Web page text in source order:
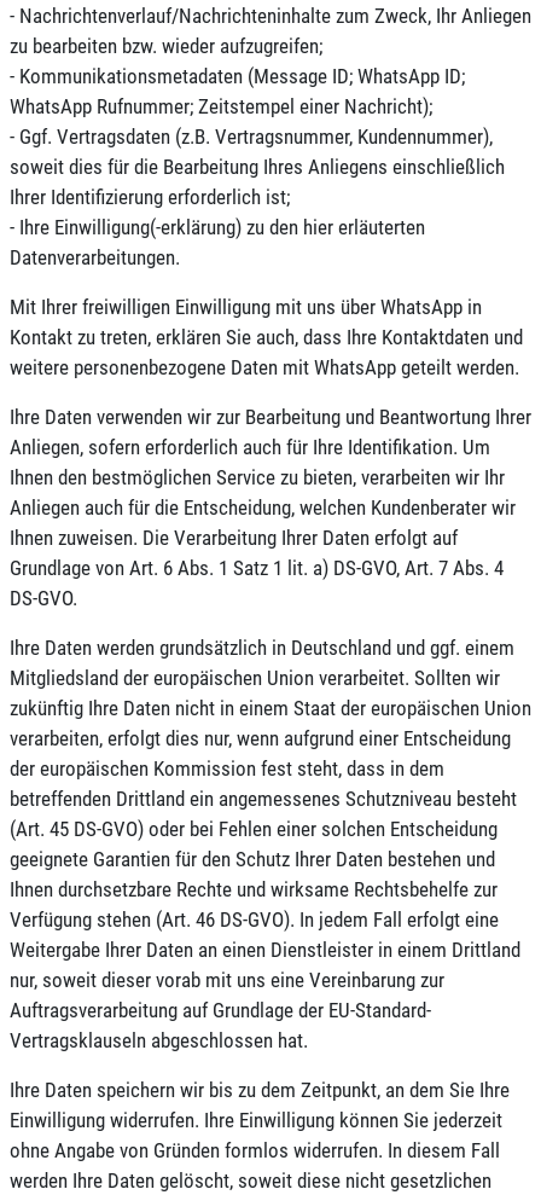
- Nachrichtenverlauf/Nachrichteninhalte zum Zweck, Ihr Anliegen
zu bearbeiten bzw. wieder aufzugreifen;
- Kommunikationsmetadaten (Message ID; WhatsApp ID;
WhatsApp Rufnummer; Zeitstempel einer Nachricht);
- Ggf. Vertragsdaten (z.B. Vertragsnummer, Kundennummer),
soweit dies für die Bearbeitung Ihres Anliegens einschließlich
Ihrer Identifizierung erforderlich ist;
- Ihre Einwilligung(-erklärung) zu den hier erläuterten
Datenverarbeitungen.
Mit Ihrer freiwilligen Einwilligung mit uns über WhatsApp in
Kontakt zu treten, erklären Sie auch, dass Ihre Kontaktdaten und
weitere personenbezogene Daten mit WhatsApp geteilt werden.
Ihre Daten verwenden wir zur Bearbeitung und Beantwortung Ihrer
Anliegen, sofern erforderlich auch für Ihre Identifikation. Um
Ihnen den bestmöglichen Service zu bieten, verarbeiten wir Ihr
Anliegen auch für die Entscheidung, welchen Kundenberater wir
Ihnen zuweisen. Die Verarbeitung Ihrer Daten erfolgt auf
Grundlage von Art. 6 Abs. 1 Satz 1 lit. a) DS-GVO, Art. 7 Abs. 4
DS-GVO.
Ihre Daten werden grundsätzlich in Deutschland und ggf. einem
Mitgliedsland der europäischen Union verarbeitet. Sollten wir
zukünftig Ihre Daten nicht in einem Staat der europäischen Union
verarbeiten, erfolgt dies nur, wenn aufgrund einer Entscheidung
der europäischen Kommission fest steht, dass in dem
betreffenden Drittland ein angemessenes Schutzniveau besteht
(Art. 45 DS-GVO) oder bei Fehlen einer solchen Entscheidung
geeignete Garantien für den Schutz Ihrer Daten bestehen und
Ihnen durchsetzbare Rechte und wirksame Rechtsbehelfe zur
Verfügung stehen (Art. 46 DS-GVO). In jedem Fall erfolgt eine
Weitergabe Ihrer Daten an einen Dienstleister in einem Drittland
nur, soweit dieser vorab mit uns eine Vereinbarung zur
Auftragsverarbeitung auf Grundlage der EU-Standard-
Vertragsklauseln abgeschlossen hat.
Ihre Daten speichern wir bis zu dem Zeitpunkt, an dem Sie Ihre
Einwilligung widerrufen. Ihre Einwilligung können Sie jederzeit
ohne Angabe von Gründen formlos widerrufen. In diesem Fall
werden Ihre Daten gelöscht, soweit diese nicht gesetzlichen